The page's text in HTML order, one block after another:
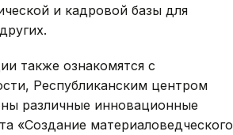
и кадровой базы для
также ознакомятся с
Республиканским центром
различные инновационные
«Создание материаловедческого